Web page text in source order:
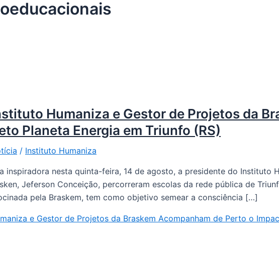
Humaniza e Gestor de Projetos da
Planeta Energia em Triunfo (RS)
/ Instituto Humaniza
inspiradora nesta quinta-feira, 14 de agosto, a presidente do Instituto
Jeferson Conceição, percorreram escolas da rede pública de
pela Braskem, tem como objetivo semear a consciência […]
e Gestor de Projetos da Braskem Acompanham de Perto o